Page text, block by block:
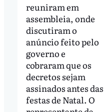
reuniram em
assembleia, onde
discutiram o
anúncio feito pelo
governo e
cobraram que os
decretos sejam
assinados antes das
festas de Natal. O